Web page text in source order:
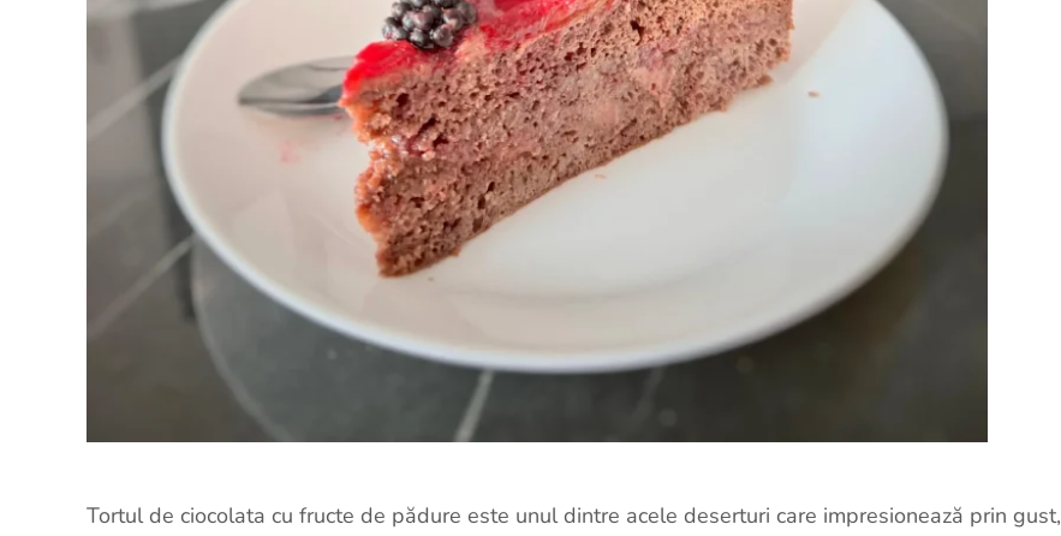
Tortul de ciocolata cu fructe de pădure este unul dintre acele deserturi care impresionează prin gust,